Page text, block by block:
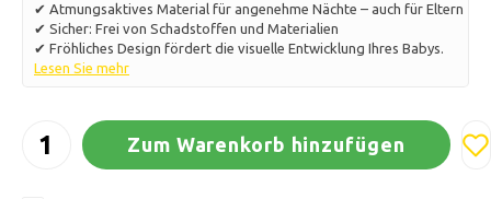
✔ Atmungsaktives Material für angenehme Nächte – auch für Eltern
✔ Sicher: Frei von Schadstoffen und Materialien
✔ Fröhliches Design fördert die visuelle Entwicklung Ihres Babys.
Lesen Sie mehr
Zum Warenkorb hinzufügen